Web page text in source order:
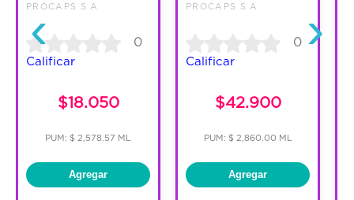
‹
PROCAPS S A
0
Calificar
$18.050
PUM: $ 2,578.57 ML
Agregar
PROCAPS S A
0
Calificar
$42.900
PUM: $ 2,860.00 ML
Agregar
›